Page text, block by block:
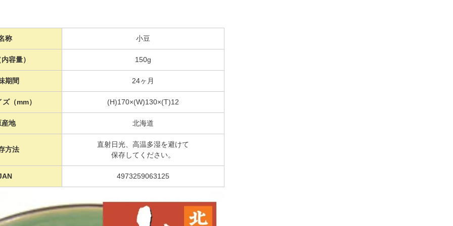
称 小豆
容量） 150g
期間 24ヶ月
（mm） (H)170×(W)130×(T)12
地 北海道
方法
直射日光、高温多湿を避けて
保存してください。
4973259063125